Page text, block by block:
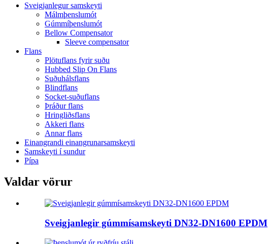
Sveigjanlegur samskeyti
Málmþenslumót
Gúmmíþenslumót
Bellow Compensator
Sleeve compensator
Flans
Plötuflans fyrir suðu
Hubbed Slip On Flans
Suðuhálsflans
Blindflans
Socket-suðuflans
Þráður flans
Hringliðsflans
Akkeri flans
Annar flans
Einangrandi einangrunarsamskeyti
Samskeyti í sundur
Pípa
Valdar vörur
Sveigjanlegir gúmmísamskeyti DN32-DN1600 EPDM